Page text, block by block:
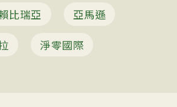
比瑞亞
亞馬遜
淨零國際